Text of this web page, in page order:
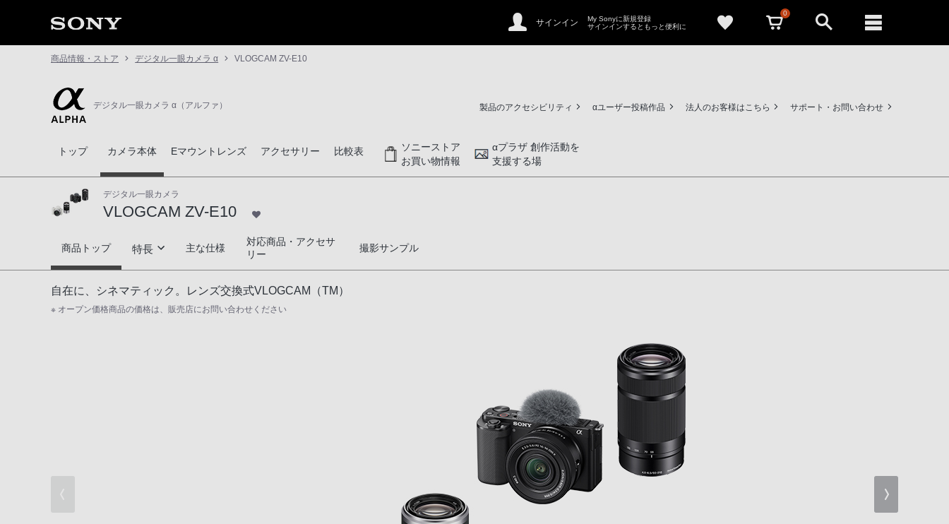
サインイン
My Sonyに新規登録
サインインするともっと便利に
0
商品情報・ストア デジタル一眼カメラ α VLOGCAM ZV-E10
デジタル一眼カメラ α（アルファ） 製品のアクセシビリティ αユーザー投稿作品 法人のお客様はこちら サポート・お問い合わせ
トップ カメラ本体 Eマウントレンズ アクセサリー 比較表
ソニーストア
お買い物情報
αプラザ 創作活動を
支援する場
デジタル一眼カメラ
VLOGCAM ZV-E10
VLOGCAM ZV-E10
商品トップ 特長
Vlogがより魅力的になる映像機能
主な仕様
対応商品・アクセサ
リー
撮影サンプル
自在に、シネマティック。レンズ交換式VLOGCAM（TM）
※ オープン価格商品の価格は、販売店にお問い合わせください